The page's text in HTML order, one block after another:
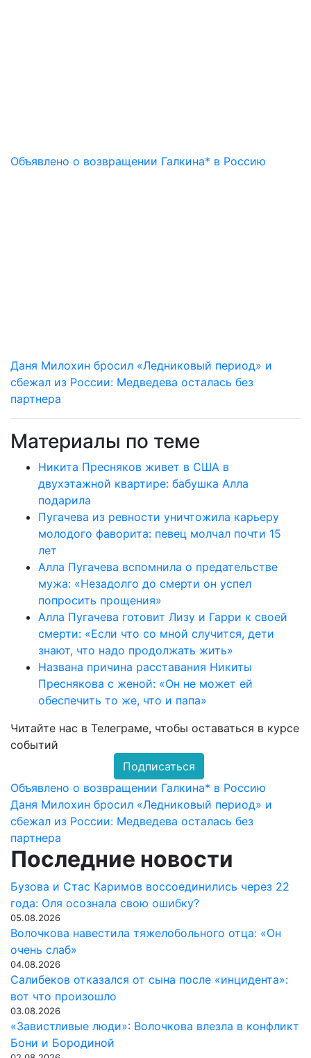
Объявлено о возвращении Галкина* в Россию
Даня Милохин бросил «Ледниковый период» и
сбежал из России: Медведева осталась без
партнера
Материалы по теме
Никита Пресняков живет в США в
двухэтажной квартире: бабушка Алла
подарила
Пугачева из ревности уничтожила карьеру
молодого фаворита: певец молчал почти 15
лет
Алла Пугачева вспомнила о предательстве
мужа: «Незадолго до смерти он успел
попросить прощения»
Алла Пугачева готовит Лизу и Гарри к своей
смерти: «Если что со мной случится, дети
знают, что надо продолжать жить»
Названа причина расставания Никиты
Преснякова с женой: «Он не может ей
обеспечить то же, что и папа»
Читайте нас в Телеграме, чтобы оставаться в курсе
событий
Подписаться
Навигация
по
записям
Объявлено о возвращении Галкина* в Россию
Даня Милохин бросил «Ледниковый период» и
сбежал из России: Медведева осталась без
партнера
Последние новости
Бузова и Стас Каримов воссоединились через 22
года: Оля осознала свою ошибку?
05.08.2026
Волочкова навестила тяжелобольного отца: «Он
очень слаб»
04.08.2026
Салибеков отказался от сына после «инцидента»:
вот что произошло
03.08.2026
«Завистливые люди»: Волочкова влезла в конфликт
Бони и Бородиной